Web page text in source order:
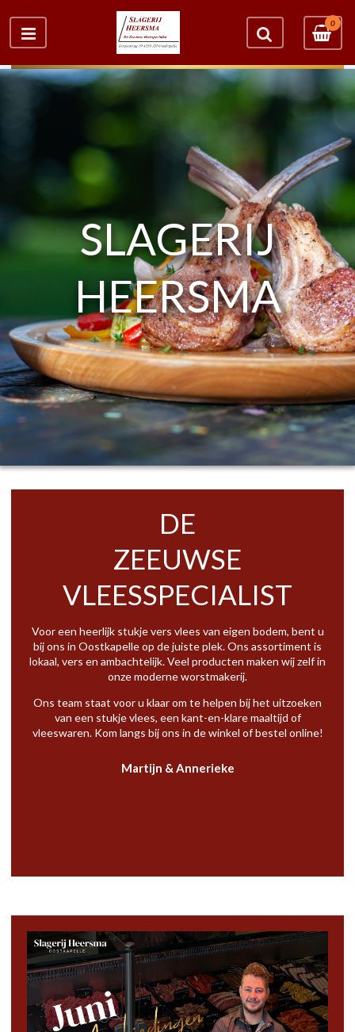
0
SLAGERIJ
HEERSMA
DE
ZEEUWSE
VLEESSPECIALIST
Voor een heerlijk stukje vers vlees van eigen bodem, bent u
bij ons in Oostkapelle op de juiste plek. Ons assortiment is
lokaal, vers en ambachtelijk. Veel producten maken wij zelf in
onze moderne worstmakerij.
Ons team staat voor u klaar om te helpen bij het uitzoeken
van een stukje vlees, een kant-en-klare maaltijd of
vleeswaren. Kom langs bij ons in de winkel of bestel online!
Martijn & Annerieke